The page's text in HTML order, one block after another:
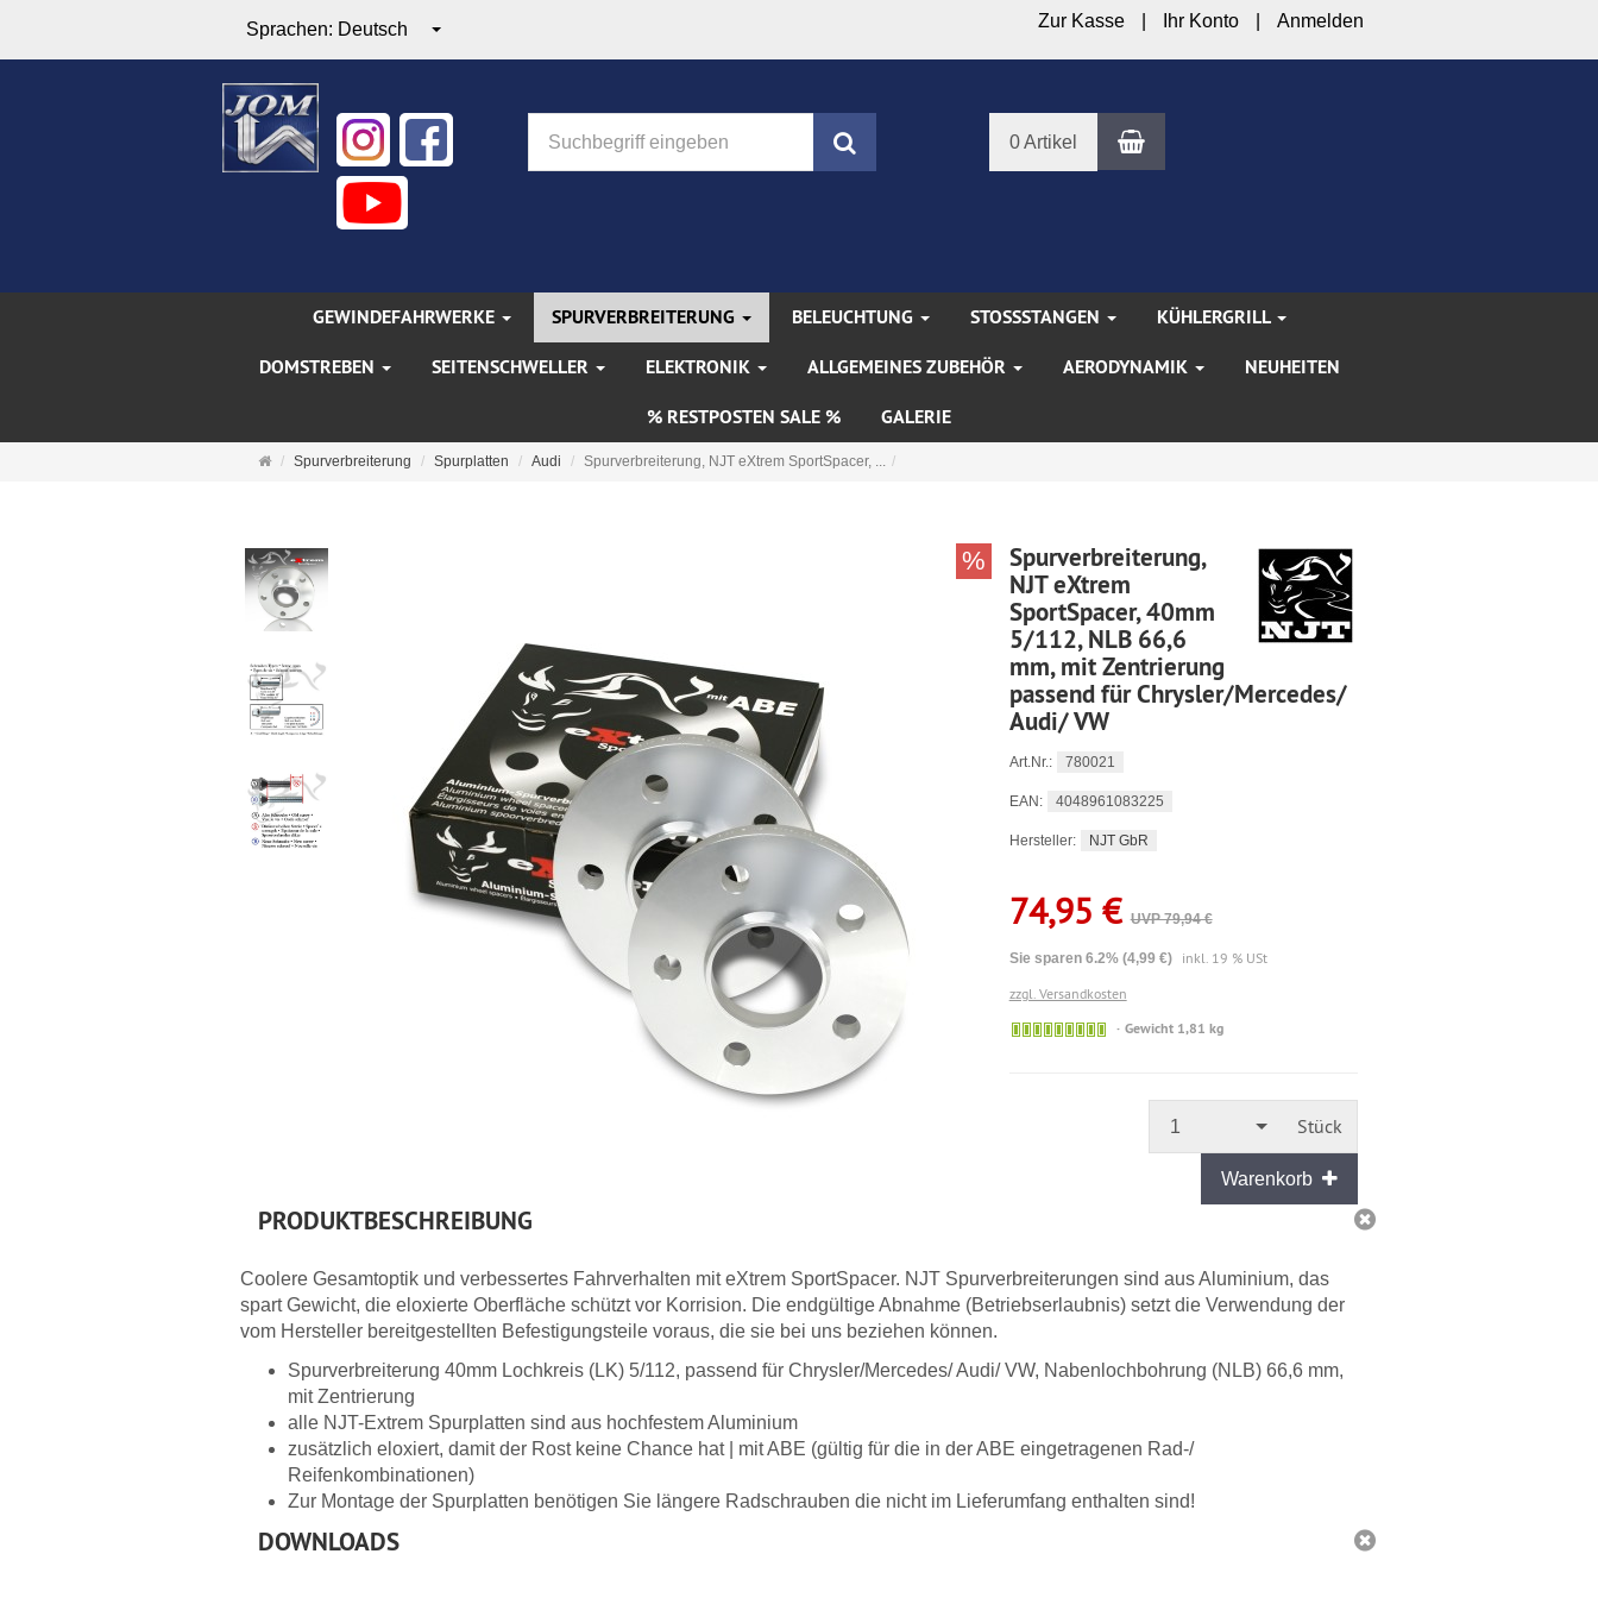
Sprachen: Deutsch Zur Kasse Ihr Konto Anmelden
0 Artikel Warenkorb
GEWINDEFAHRWERKE SPURVERBREITERUNG BELEUCHTUNG STOSSSTANGEN
KÜHLERGRILL
DOMSTREBEN
SEITENSCHWELLER ELEKTRONIK ALLGEMEINES ZUBEHÖR AERODYNAMIK
NEUHEITEN
% RESTPOSTEN SALE %
GALERIE
Startseite
Spurverbreiterung Spurplatten Audi Spurverbreiterung, NJT eXtrem SportSpacer, ...
%
Spurverbreiterung,
NJT eXtrem
SportSpacer, 40mm
5/112, NLB 66,6
mm, mit Zentrierung
passend für Chrysler/Mercedes/
Audi/ VW
Art.Nr.: 780021
EAN: 4048961083225
Hersteller: NJT GbR
74,95 € UVP 79,94 €
Sie sparen 6.2% (4,99 €)
inkl. 19 % USt
zzgl. Versandkosten
🟢 Gewicht 1,81 kg
1 Stück
Warenkorb
PRODUKTBESCHREIBUNG
Coolere Gesamtoptik und verbessertes Fahrverhalten mit eXtrem SportSpacer. NJT Spurverbreiterungen sind aus Aluminium, das
spart Gewicht, die eloxierte Oberfläche schützt vor Korrision. Die endgültige Abnahme (Betriebserlaubnis) setzt die Verwendung der
vom Hersteller bereitgestellten Befestigungsteile voraus, die sie bei uns beziehen können.
Spurverbreiterung 40mm Lochkreis (LK) 5/112, passend für Chrysler/Mercedes/ Audi/ VW, Nabenlochbohrung (NLB) 66,6 mm,
mit Zentrierung
alle NJT-Extrem Spurplatten sind aus hochfestem Aluminium
zusätzlich eloxiert, damit der Rost keine Chance hat | mit ABE (gültig für die in der ABE eingetragenen Rad-/
Reifenkombinationen)
Zur Montage der Spurplatten benötigen Sie längere Radschrauben die nicht im Lieferumfang enthalten sind!
DOWNLOADS